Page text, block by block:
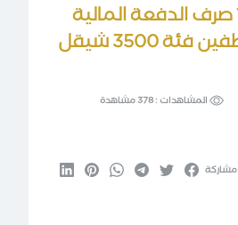
الأربعاء 19/08 صرف الدفعة المالية
الخاصة بالموظفين فئة 3500 شيقل
المشاهدات :378 مشاهدة
مشاركة